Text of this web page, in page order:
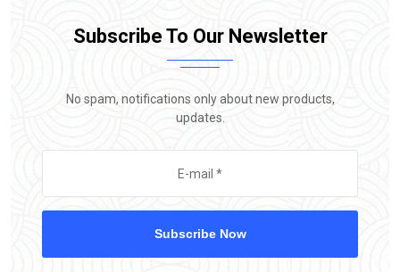
Subscribe To Our Newsletter
No spam, notifications only about new products,
updates.
Subscribe Now